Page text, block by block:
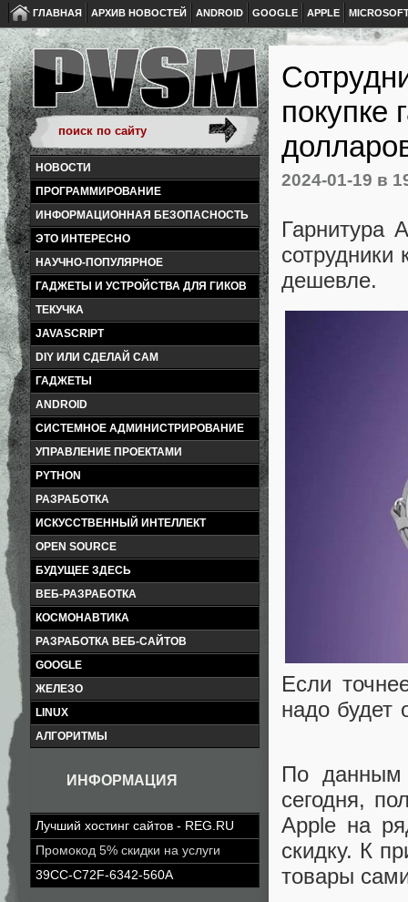
ГЛАВНАЯ АРХИВ НОВОСТЕЙ ANDROID GOOGLE APPLE
НОВОСТИ
ПРОГРАММИРОВАНИЕ
ИНФОРМАЦИОННАЯ БЕЗОПАСНОСТЬ
ЭТО ИНТЕРЕСНО
НАУЧНО-ПОПУЛЯРНОЕ
ГАДЖЕТЫ И УСТРОЙСТВА ДЛЯ ГИКОВ
ТЕКУЧКА
JAVASCRIPT
DIY ИЛИ СДЕЛАЙ САМ
ГАДЖЕТЫ
ANDROID
СИСТЕМНОЕ АДМИНИСТРИРОВАНИЕ
УПРАВЛЕНИЕ ПРОЕКТАМИ
PYTHON
РАЗРАБОТКА
ИСКУССТВЕННЫЙ ИНТЕЛЛЕКТ
OPEN SOURCE
БУДУЩЕЕ ЗДЕСЬ
ВЕБ-РАЗРАБОТКА
КОСМОНАВТИКА
РАЗРАБОТКА ВЕБ-САЙТОВ
GOOGLE
ЖЕЛЕЗО
LINUX
АЛГОРИТМЫ
ИНФОРМАЦИЯ
Лучший хостинг сайтов - REG.RU
Промокод 5% скидки на услуги
39CC-C72F-6342-560A
покупке
2024-01-19 в
Гарнитура
сотрудники
дешевле.
Если
надо будет
По данным
сегодня,
Apple на
скидку. К
товары